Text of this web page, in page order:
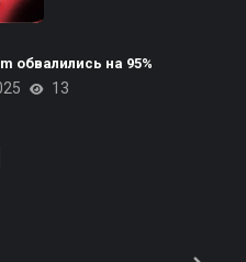
обвалились на 95%
13
излишки
для
ИИ